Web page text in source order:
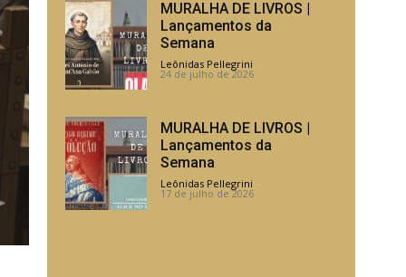
MURALHA DE LIVROS |
Lançamentos da
Semana
Leônidas Pellegrini -
24 de julho de 2026
MURALHA DE LIVROS |
Lançamentos da
Semana
Leônidas Pellegrini -
17 de julho de 2026